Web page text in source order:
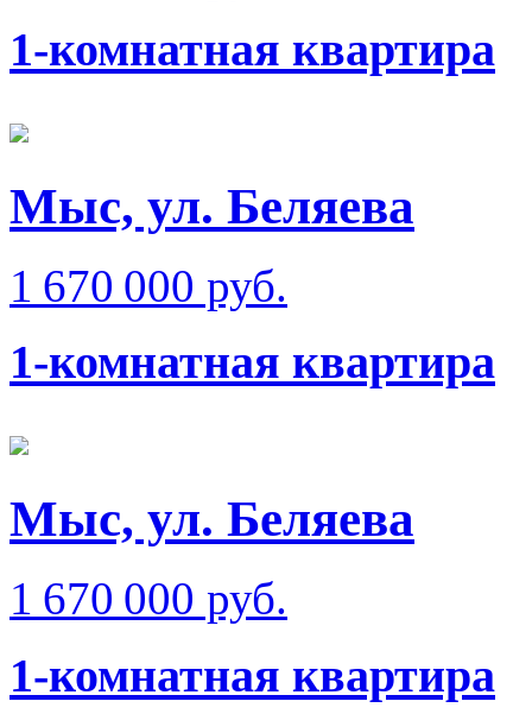
1-комнатная квартира
Мыс, ул. Беляева
1 670 000 руб.
1-комнатная квартира
Мыс, ул. Беляева
1 670 000 руб.
1-комнатная квартира